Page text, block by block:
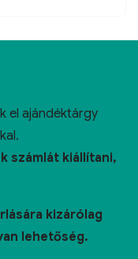
el ajándéktárgy
számlát kiállítani,
kizárólag
lehetőség.